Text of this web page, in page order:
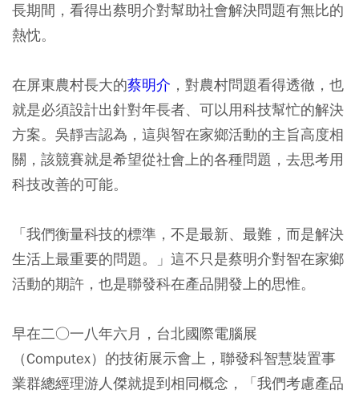
長期間，看得出蔡明介對幫助社會解決問題有無比的
熱忱。
在屏東農村長大的蔡明介 ，對農村問題看得透徹，也
就是必須設計出針對年長者、可以用科技幫忙的解決
方案。吳靜吉認為，這與智在家鄉活動的主旨高度相
關，該競賽就是希望從社會上的各種問題，去思考用
科技改善的可能。
「我們衡量科技的標準，不是最新、最難，而是解決
生活上最重要的問題。」這不只是蔡明介對智在家鄉
活動的期許，也是聯發科在產品開發上的思惟。
早在二○一八年六月，台北國際電腦展
（Computex）的技術展示會上，聯發科智慧裝置事
業群總經理游人傑就提到相同概念，「我們考慮產品